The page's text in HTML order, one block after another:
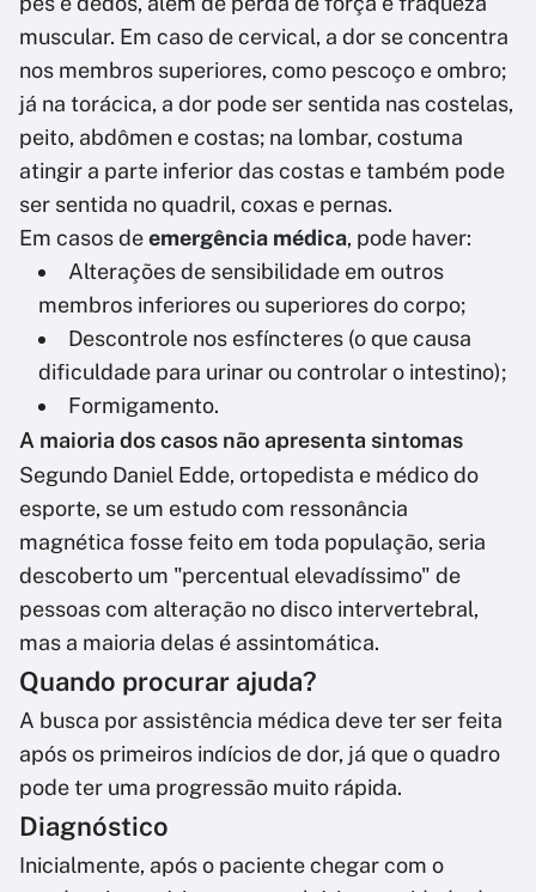
muscular. Em caso de cervical, a dor se concentra
nos membros superiores, como pescoço e ombro;
já na torácica, a dor pode ser sentida nas costelas,
peito, abdômen e costas; na lombar, costuma
atingir a parte inferior das costas e também pode
ser sentida no quadril, coxas e pernas.
Em casos deemergência médica, pode haver:
Alterações de sensibilidade em outros
membros inferiores ou superiores do corpo;
Descontrole nos esfíncteres (o que causa
dificuldade para urinar ou controlar o intestino);
Formigamento.
A maioria dos casos não apresenta sintomas
Segundo Daniel Edde, ortopedista e médico do
esporte, se um estudo com ressonância
magnética fosse feito em toda população, seria
descoberto um "percentual elevadíssimo" de
pessoas com alteração no disco intervertebral,
mas a maioria delas é assintomática.
Quando procurar ajuda?
A busca por assistência médica deve ter ser feita
após os primeiros indícios de dor, já que o quadro
pode ter uma progressão muito rápida.
Diagnóstico
Inicialmente, após o paciente chegar com o